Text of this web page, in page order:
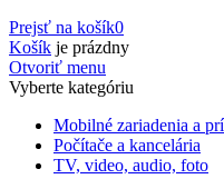
Prejsť na košík0
Košík je prázdny
Otvoriť menu
Vyberte kategóriu
Mobilné zariadenia a
Počítače a kancelária
TV, video, audio, foto